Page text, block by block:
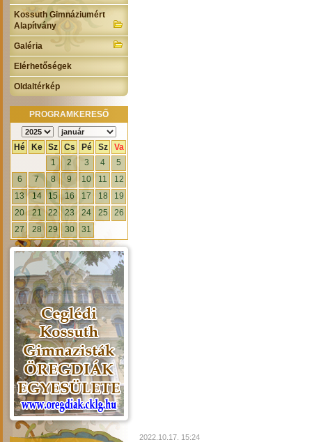
Kossuth Gimnáziumért
Alapítvány
Galéria
Elérhetőségek
Oldaltérkép
PROGRAMKERESŐ
Hé Ke Sz Cs Pé Sz
Va
1
2 3 4
5
6
7 8 9 10 11
12
13
14 15 16 17 18
19
20
21 22 23 24 25
26
27
28 29 30 31
2022.10.17. 15:24